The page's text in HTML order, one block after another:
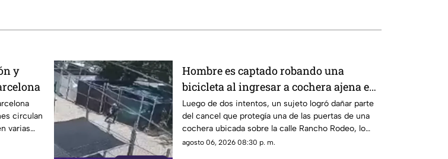
y
circulan
varias
Hombre es captado robando una
bicicleta al ingresar a cochera ajena en
calle Rancho Rodeo
Luego de dos intentos, un sujeto logró dañar parte
del cancel que protegía una de las puertas de una
cochera ubicada sobre la calle Rancho Rodeo, lo
que le permitió ingresar al inmueble.
agosto 06, 2026 08:30 p. m.